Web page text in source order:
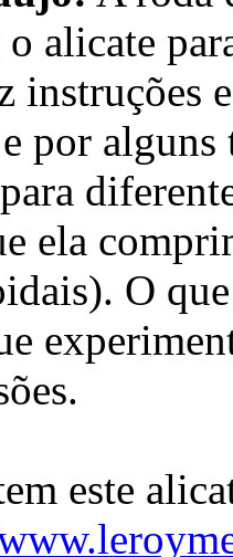
alicate
instruções
por alguns
ela
O
este